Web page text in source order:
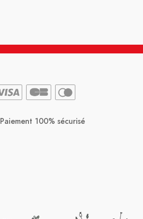
Paiement 100% sécurisé